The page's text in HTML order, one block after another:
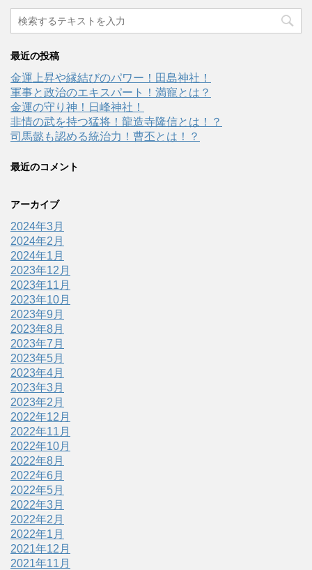
最近の投稿
金運上昇や縁結びのパワー！田島神社！
軍事と政治のエキスパート！満寵とは？
金運の守り神！日峰神社！
非情の武を持つ猛将！龍造寺隆信とは！？
司馬懿も認める統治力！曹丕とは！？
最近のコメント
アーカイブ
2024年3月
2024年2月
2024年1月
2023年12月
2023年11月
2023年10月
2023年9月
2023年8月
2023年7月
2023年5月
2023年4月
2023年3月
2023年2月
2022年12月
2022年11月
2022年10月
2022年8月
2022年6月
2022年5月
2022年3月
2022年2月
2022年1月
2021年12月
2021年11月